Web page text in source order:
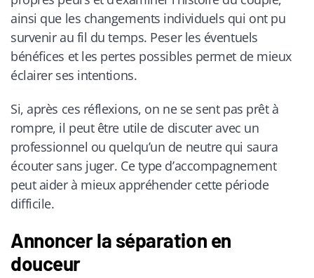
ainsi que les changements individuels qui ont pu
survenir au fil du temps. Peser les éventuels
bénéfices et les pertes possibles permet de mieux
éclairer ses intentions.
Si, après ces réflexions, on ne se sent pas prêt à
rompre, il peut être utile de discuter avec un
professionnel ou quelqu’un de neutre qui saura
écouter sans juger. Ce type d’accompagnement
peut aider à mieux appréhender cette période
difficile.
Annoncer la séparation en
douceur